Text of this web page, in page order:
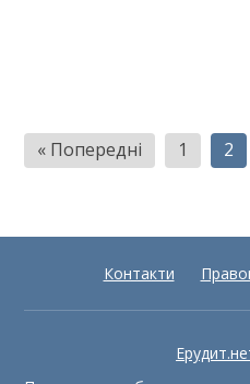
Пагінація
записів
« Попередні 1 2
Контакти